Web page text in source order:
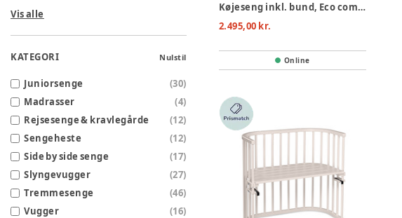
Vis alle
KATEGORI Nulstil
Juniorsenge (30)
Madrasser
(4)
Rejsesenge & kravlegårde
(12)
Sengeheste
(12)
Side by side senge
(17)
Slyngevugger
(27)
Tremmesenge
(46)
Vugger
(16)
Køjeseng inkl. bund, Eco comfort 70x160 cm. - Hvid
2.495,00 kr.
Online